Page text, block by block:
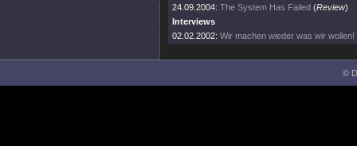
24.09.2004: The System Has Failed (Review)
Interviews
02.02.2002: Wir machen wieder was wir wollen!
©